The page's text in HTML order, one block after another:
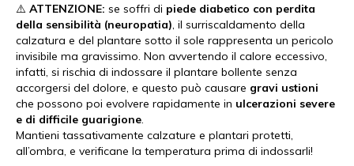
⚠️ ATTENZIONE: se soffri di piede diabetico con perdita
della sensibilità (neuropatia), il surriscaldamento della
calzatura e del plantare sotto il sole rappresenta un pericolo
invisibile ma gravissimo. Non avvertendo il calore eccessivo,
infatti, si rischia di indossare il plantare bollente senza
accorgersi del dolore, e questo può causare gravi ustioni
che possono poi evolvere rapidamente in ulcerazioni severe
e di difficile guarigione.
Mantieni tassativamente calzature e plantari protetti,
all’ombra, e verificane la temperatura prima di indossarli!